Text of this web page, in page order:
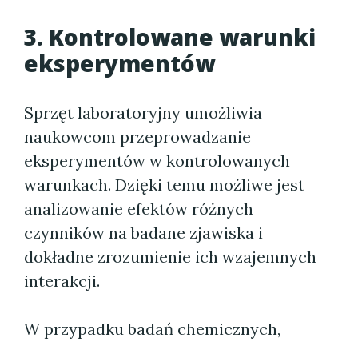
3. Kontrolowane warunki
eksperymentów
Sprzęt laboratoryjny umożliwia
naukowcom przeprowadzanie
eksperymentów w kontrolowanych
warunkach. Dzięki temu możliwe jest
analizowanie efektów różnych
czynników na badane zjawiska i
dokładne zrozumienie ich wzajemnych
interakcji.
W przypadku badań chemicznych,